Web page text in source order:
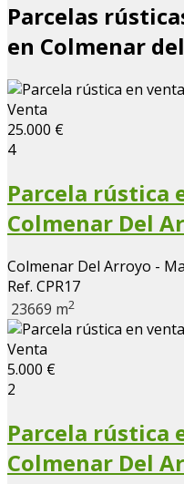
Parcelas
en Colmenar
Venta
25.000 €
4
Parcela rústica
Colmenar Del
Colmenar Del Arroyo -
Ref. CPR17
23669 m2
Venta
5.000 €
2
Parcela rústica
Colmenar Del